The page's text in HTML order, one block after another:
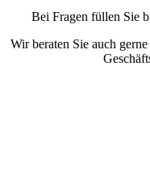
Bei Fragen füllen Sie
Wir beraten Sie auch